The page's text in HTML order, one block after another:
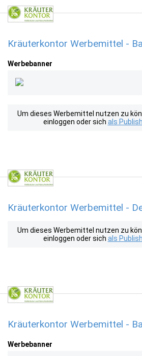
Kräuterkontor Werbemittel -
Werbebanner
Um dieses Werbemittel nutzen zu
einloggen oder sich als
Kräuterkontor Werbemittel -
Um dieses Werbemittel nutzen zu
einloggen oder sich als
Kräuterkontor Werbemittel -
Werbebanner